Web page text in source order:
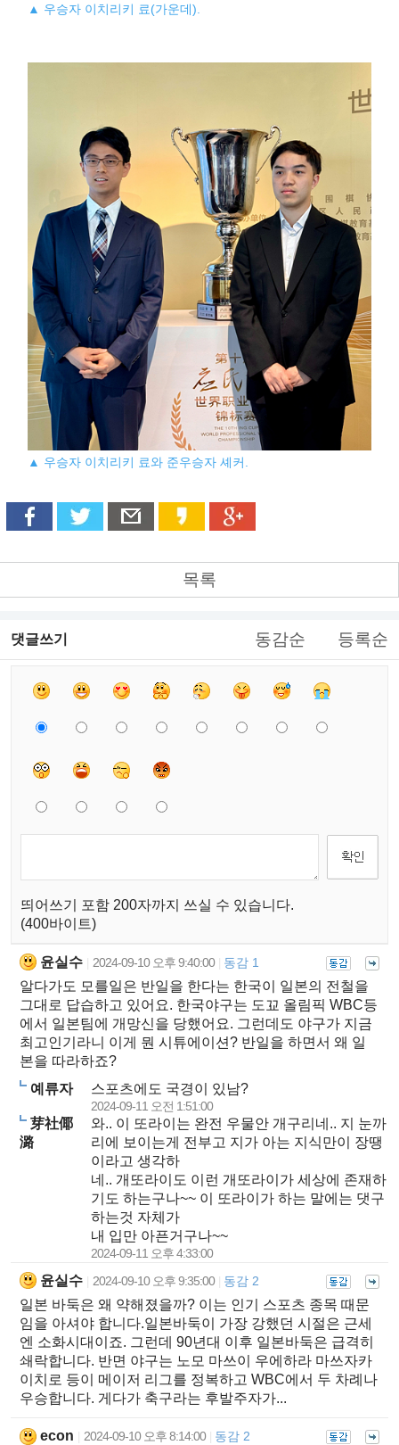
▲ 우승자 이치리키 료(가운데).
▲ 우승자 이치리키 료와 준우승자 셰커.
목록
댓글쓰기 동감순 등록순
띄어쓰기 포함 200자까지 쓰실 수 있습니다.
(400바이트)
윤실수 2024-09-10 오후 9:40:00 동감 1
알다가도 모를일은 반일을 한다는 한국이 일본의 전철을
그대로 답습하고 있어요. 한국야구는 도꾜 올림픽 WBC등
에서 일본팀에 개망신을 당했어요. 그런데도 야구가 지금
최고인기라니 이게 뭔 시튜에이션? 반일을 하면서 왜 일
본을 따라하죠?
예류자
스포츠에도 국경이 있남?
2024-09-11 오전 1:51:00
芽社倻
潞
와.. 이 또라이는 완전 우물안 개구리네.. 지 눈까
리에 보이는게 전부고 지가 아는 지식만이 장땡
이라고 생각하
네.. 개또라이도 이런 개또라이가 세상에 존재하
기도 하는구나~~ 이 또라이가 하는 말에는 댓구
하는것 자체가
내 입만 아픈거구나~~
2024-09-11 오후 4:33:00
윤실수 2024-09-10 오후 9:35:00 동감 2
일본 바둑은 왜 약해졌을까? 이는 인기 스포츠 종목 때문
임을 아셔야 합니다.일본바둑이 가장 강했던 시절은 근세
엔 소화시대이죠. 그런데 90년대 이후 일본바둑은 급격히
쇄락합니다. 반면 야구는 노모 마쓰이 우에하라 마쓰자카
이치로 등이 메이저 리그를 정복하고 WBC에서 두 차례나
우승합니다. 게다가 축구라는 후발주자가...
econ 2024-09-10 오후 8:14:00 동감 2